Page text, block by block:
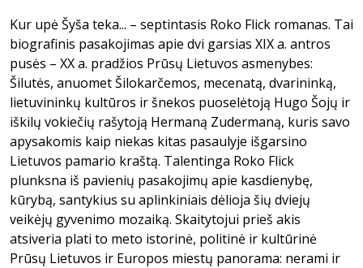
Kur upė Šyša teka... – septintasis Roko Flick romanas. Tai
biografinis pasakojimas apie dvi garsias XIX a. antros
pusės – XX a. pradžios Prūsų Lietuvos asmenybes:
Šilutės, anuomet Šilokarčemos, mecenatą, dvarininką,
lietuvininkų kultūros ir šnekos puoselėtoją Hugo Šojų ir
iškilų vokiečių rašytoją Hermaną Zudermaną, kuris savo
apysakomis kaip niekas kitas pasaulyje išgarsino
Lietuvos pamario kraštą. Talentinga Roko Flick
plunksna iš pavienių pasakojimų apie kasdienybę,
kūrybą, santykius su aplinkiniais dėlioja šių dviejų
veikėjų gyvenimo mozaiką. Skaitytojui prieš akis
atsiveria plati to meto istorinė, politinė ir kultūrinė
Prūsų Lietuvos ir Europos miestų panorama: nerami ir